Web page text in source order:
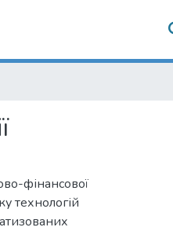
фінансової
технологій